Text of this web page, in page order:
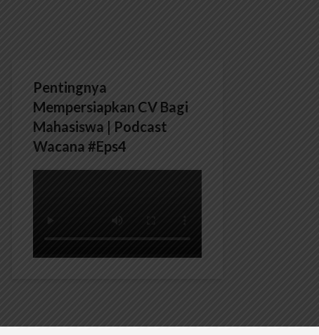
Pentingnya
Mempersiapkan CV Bagi
Mahasiswa | Podcast
Wacana #Eps4